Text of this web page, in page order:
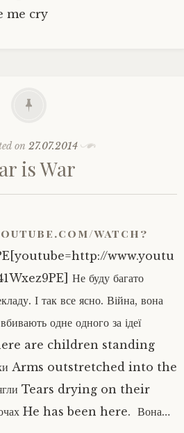
me cry
on 27.07.2014
is War
watch?
www.youtu
Не буду багато
І так все ясно. Війна, вона
одне одного за ідеї
There are children standing
Arms outstretched into the
Tears drying on their
He has been here. Вона…